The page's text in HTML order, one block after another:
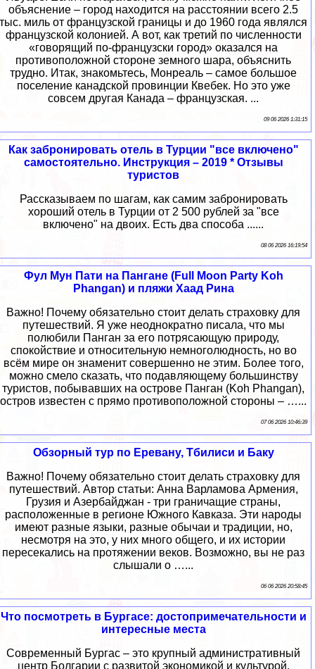
объяснение – город находится на расстоянии всего 2.5
тыс. миль от французской границы и до 1960 года являлся
французской колонией. А вот, как третий по численности
«говорящий по-французски город» оказался на
противоположной стороне земного шара, объяснить
трудно. Итак, знакомьтесь, Монреаль – самое большое
поселение канадской провинции Квебек. Но это уже
совсем другая Канада – французская. ...
09 06 2026 1:31:15
Как забронировать отель в Турции "все включено"
самостоятельно. Инструкция – 2019 * Отзывы
туристов
Рассказываем по шагам, как самим забронировать
хороший отель в Турции от 2 500 рублей за "все
включено" на двоих. Есть два способа ......
08 06 2026 16:19:54
Фул Мун Пати на Пангане (Full Moon Party Koh
Phangan) и пляжи Хаад Рина
Важно! Почему обязательно стоит делать страховку для
путешествий. Я уже неоднократно писала, что мы
полюбили Панган за его потрясающую природу,
спокойствие и относительную немноголюдность, но во
всём мире он знаменит совершенно не этим. Более того,
можно смело сказать, что подавляющему большинству
туристов, побывавших на острове Панган (Koh Phangan),
остров известен с прямо противоположной стороны – …...
07 06 2026 10:46:39
Обзорный тур по Еревану, Тбилиси и Баку
Важно! Почему обязательно стоит делать страховку для
путешествий. Автор статьи: Анна Варламова Армения,
Грузия и Азербайджан - три граничащие страны,
расположенные в регионе Южного Кавказа. Эти народы
имеют разные языки, разные обычаи и традиции, но,
несмотря на это, у них много общего, и их истории
пересекались на протяжении веков. Возможно, вы не раз
слышали о …...
06 06 2026 20:58:45
Что посмотреть в Бургасе: достопримечательности и
интересные места
Современный Бургас – это крупный административный
центр Болгарии с развитой экономикой и культурой.